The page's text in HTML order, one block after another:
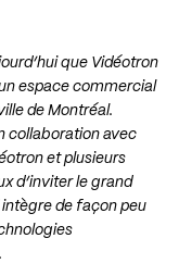
que Vidéotron
espace commercial
de Montréal.
collaboration avec
et plusieurs
d’inviter le grand
de façon peu